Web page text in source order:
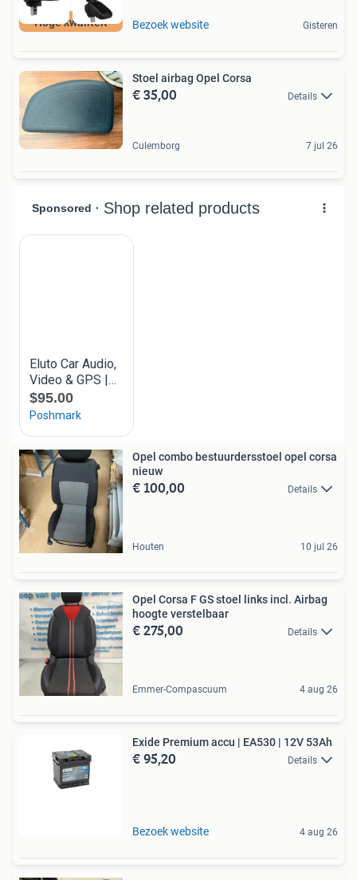
Hoge kwaliteit Bezoek website Gisteren
Stoel airbag Opel Corsa
€ 35,00 Details
Culemborg 7 jul 26
Opel combo bestuurdersstoel opel corsa
nieuw
€ 100,00 Details
Houten 10 jul 26
Opel Corsa F GS stoel links incl. Airbag
hoogte verstelbaar
€ 275,00 Details
Emmer-Compascuum 4 aug 26
Exide Premium accu | EA530 | 12V 53Ah
€ 95,20 Details
Bezoek website 4 aug 26